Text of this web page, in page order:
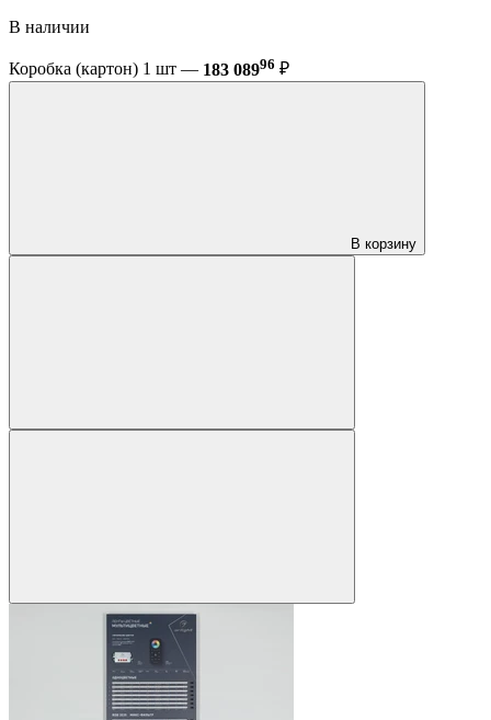
В наличии
Коробка (картон) 1 шт — 183 08996 ₽
В корзину